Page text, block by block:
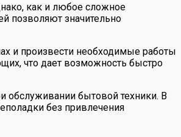
как и любое сложное
позволяют значительно
и произвести необходимые работы
что дает возможность быстро
обслуживании бытовой техники. В
без привлечения